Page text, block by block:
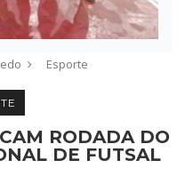
Esporte
RODADA DO
DE FUTSAL